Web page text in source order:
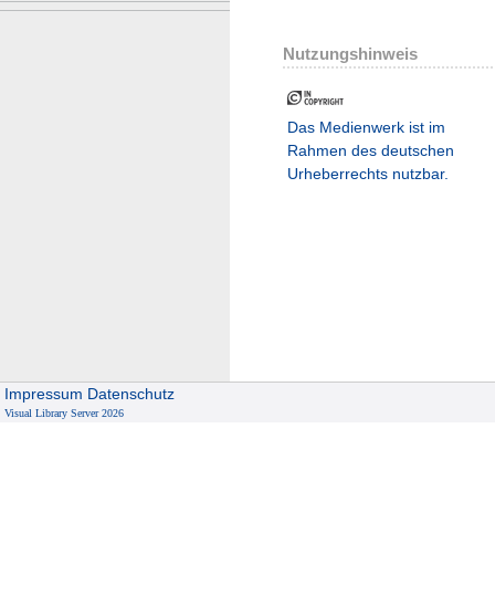
Nutzungshinweis
Das Medienwerk ist im
Rahmen des deutschen
Urheberrechts nutzbar.
Impressum Datenschutz
Visual Library Server 2026